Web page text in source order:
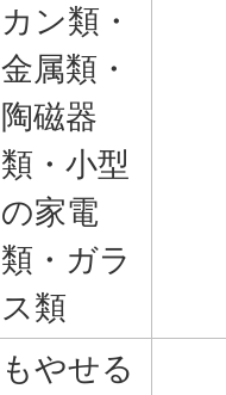
カン類・
金属類・
陶磁器
類・小型
の家電
類・ガラ
ス類
もやせる